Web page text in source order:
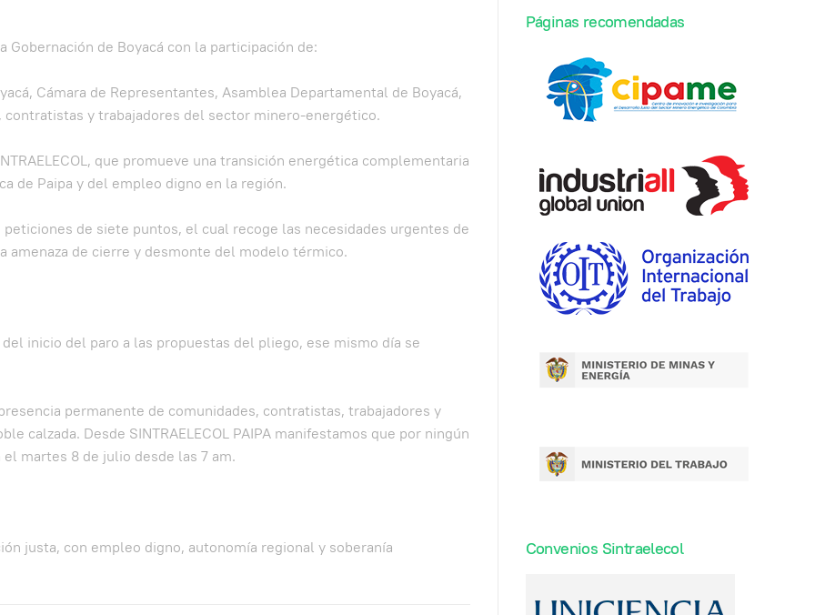
de Boyacá con la participación de:
Cámara de Representantes, Asamblea Departamental de Boyacá,
contratistas y trabajadores del sector minero-energético.
que promueve una transición energética complementaria
de Paipa y del empleo digno en la región.
peticiones de siete puntos, el cual recoge las necesidades urgentes de
de cierre y desmonte del modelo térmico.
inicio del paro a las propuestas del pliego, ese mismo día se
permanente de comunidades, contratistas, trabajadores y
calzada. Desde SINTRAELECOL PAIPA manifestamos que por ningún
martes 8 de julio desde las 7 am.
justa, con empleo digno, autonomía regional y soberanía
Páginas recomendadas
Convenios Sintraelecol